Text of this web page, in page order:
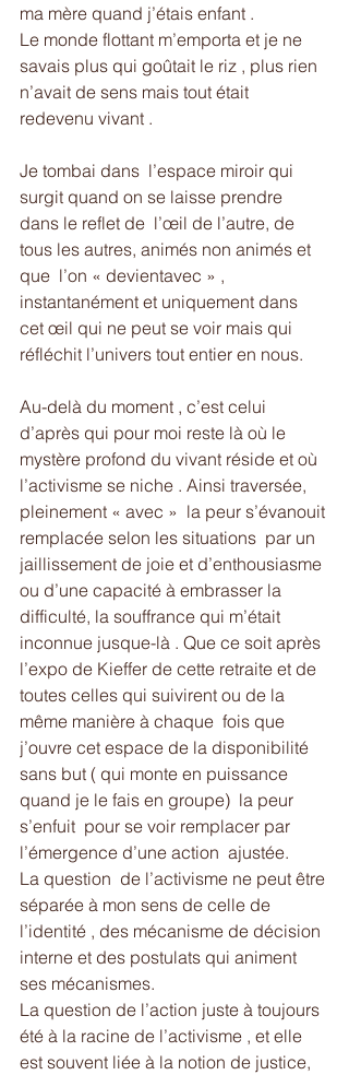
ma mère quand j’étais enfant .
Le monde flottant m’emporta et je ne
savais plus qui goûtait le riz , plus rien
n’avait de sens mais tout était
redevenu vivant .
Je tombai dans  l’espace miroir qui
surgit quand on se laisse prendre
dans le reflet de  l’œil de l’autre, de
tous les autres, animés non animés et
que  l’on « devientavec » ,
instantanément et uniquement dans
cet œil qui ne peut se voir mais qui
réfléchit l’univers tout entier en nous.
Au-delà du moment , c’est celui
d’après qui pour moi reste là où le
mystère profond du vivant réside et où
l’activisme se niche . Ainsi traversée,
pleinement « avec »  la peur s’évanouit
remplacée selon les situations  par un
jaillissement de joie et d’enthousiasme
ou d’une capacité à embrasser la
difficulté, la souffrance qui m’était
inconnue jusque-là . Que ce soit après
l’expo de Kieffer de cette retraite et de
toutes celles qui suivirent ou de la
même manière à chaque  fois que
j’ouvre cet espace de la disponibilité
sans but ( qui monte en puissance
quand je le fais en groupe)  la peur
s’enfuit  pour se voir remplacer par
l’émergence d’une action  ajustée.
La question  de l’activisme ne peut être
séparée à mon sens de celle de
l’identité , des mécanisme de décision
interne et des postulats qui animent
ses mécanismes.
La question de l’action juste à toujours
été à la racine de l’activisme , et elle
est souvent liée à la notion de justice,